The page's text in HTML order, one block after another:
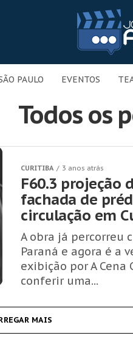
PAULO EVENTOS
Todos os
CURITIBA 3 anos atrás
F60.3 projeção
fachada de
circulação em
A obra já percorreu
Paraná e agora é a
exibição por A Cena
conferir uma...
MAIS